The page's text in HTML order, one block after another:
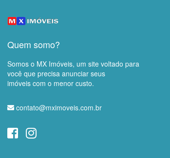
Quem somo?
Somos o MX Imóveis, um site voltado para
você que precisa anunciar seus
imóveis com o menor custo.
contato@mximoveis.com.br